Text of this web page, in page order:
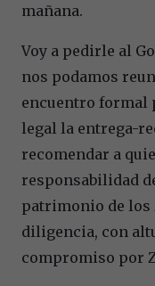
mañana.
Voy a pedirle al
nos podamos
encuentro formal
legal la entrega-
recomendar a
responsabilidad
patrimonio de los
diligencia, con
compromiso por